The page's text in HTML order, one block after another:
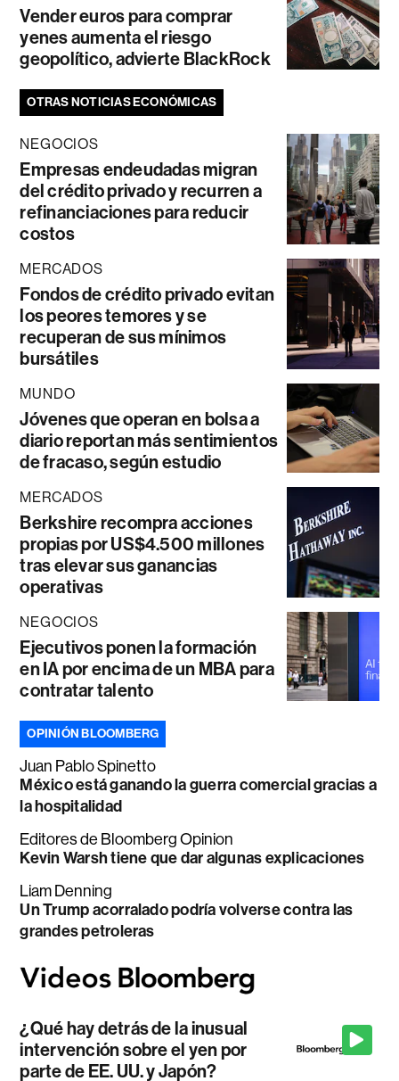
Vender euros para comprar
yenes aumenta el riesgo
geopolítico, advierte BlackRock
OTRAS NOTICIAS ECONÓMICAS
NEGOCIOS
Empresas endeudadas migran
del crédito privado y recurren a
refinanciaciones para reducir
costos
MERCADOS
Fondos de crédito privado evitan
los peores temores y se
recuperan de sus mínimos
bursátiles
MUNDO
Jóvenes que operan en bolsa a
diario reportan más sentimientos
de fracaso, según estudio
MERCADOS
Berkshire recompra acciones
propias por US$4.500 millones
tras elevar sus ganancias
operativas
NEGOCIOS
Ejecutivos ponen la formación
en IA por encima de un MBA para
contratar talento
OPINIÓN BLOOMBERG
Juan Pablo Spinetto
México está ganando la guerra comercial gracias a
la hospitalidad
Editores de Bloomberg Opinion
Kevin Warsh tiene que dar algunas explicaciones
Liam Denning
Un Trump acorralado podría volverse contra las
grandes petroleras
¿Qué hay detrás de la inusual
intervención sobre el yen por
parte de EE. UU. y Japón?